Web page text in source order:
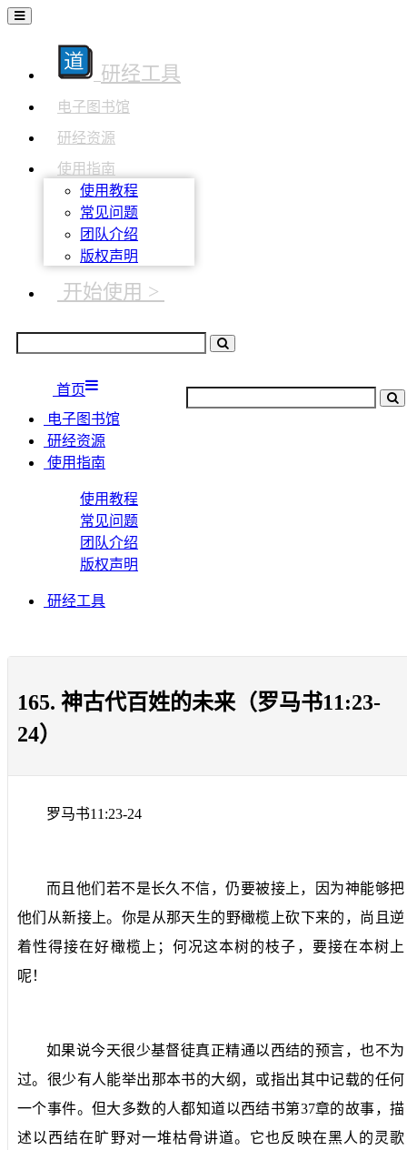
研经工具
电子图书馆
研经资源
使用指南
使用教程
常见问题
团队介绍
版权声明
开始使用 >
首页
电子图书馆
研经资源
使用指南
使用教程
常见问题
团队介绍
版权声明
研经工具
165. 神古代百姓的未来（罗马书11:23-
24）
罗马书11:23-24
而且他们若不是长久不信，仍要被接上，因为神能够把
他们从新接上。你是从那天生的野橄榄上砍下来的，尚且逆
着性得接在好橄榄上；何况这本树的枝子，要接在本树上
呢！
如果说今天很少基督徒真正精通以西结的预言，也不为
过。很少有人能举出那本书的大纲，或指出其中记载的任何
一个事件。但大多数的人都知道以西结书第37章的故事，描
述以西结在旷野对一堆枯骨讲道。它也反映在黑人的灵歌